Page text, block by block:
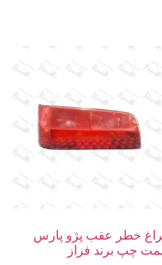
خطر عقب پژو پارس
چپ برند فراز